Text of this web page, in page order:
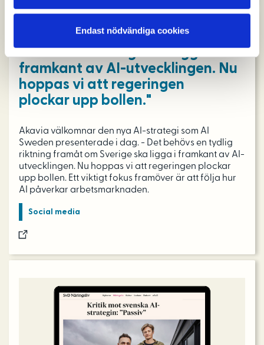
Endast nödvändiga cookies
"Det behövs en tydlig riktning
framåt om Sverige ska ligga i
framkant av AI-utvecklingen. Nu
hoppas vi att regeringen
plockar upp bollen."
Akavia välkomnar den nya AI-strategi som AI
Sweden presenterade i dag. - Det behövs en tydlig
riktning framåt om Sverige ska ligga i framkant av AI-
utvecklingen. Nu hoppas vi att regeringen plockar
upp bollen. Ett viktigt fokus framöver är att följa hur
AI påverkar arbetsmarknaden.
Social media